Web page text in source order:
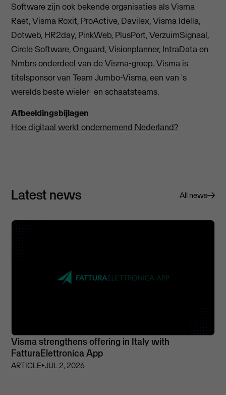
Software zijn ook bekende organisaties als Visma
Raet, Visma Roxit, ProActive, Davilex, Visma Idella,
Dotweb, HR2day, PinkWeb, PlusPort, VerzuimSignaal,
Circle Software, Onguard, Visionplanner, IntraData en
Nmbrs onderdeel van de Visma-groep. Visma is
titelsponsor van Team Jumbo-Visma, een van 's
werelds beste wieler- en schaatsteams.
Afbeeldingsbijlagen
Hoe digitaal werkt ondernemend Nederland?
Latest news All news
Visma strengthens offering in Italy with
FatturaElettronica App
ARTICLE⏵JUL 2, 2026